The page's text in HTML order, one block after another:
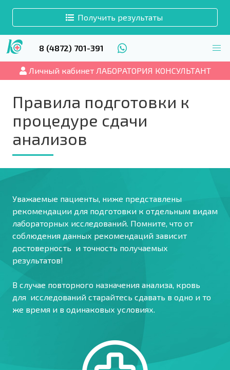
Получить результаты
8 (4872) 701-391
Личный кабинет ЛАБОРАТОРИЯ КОНСУЛЬТАНТ
Правила подготовки к
процедуре сдачи
анализов
Уважаемые пациенты, ниже представлены
рекомендации для подготовки к отдельным видам
лабораторных исследований. Помните, что от
соблюдения данных рекомендаций зависит
достоверность и точность получаемых
результатов!
В случае повторного назначения анализа, кровь
для исследований старайтесь сдавать в одно и то
же время и в одинаковых условиях.